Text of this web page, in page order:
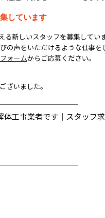
しています
新しいスタッフを募集していま
の声をいただけるような仕事を
ォームからご応募ください。
ざいました。
工事業者です｜スタッフ